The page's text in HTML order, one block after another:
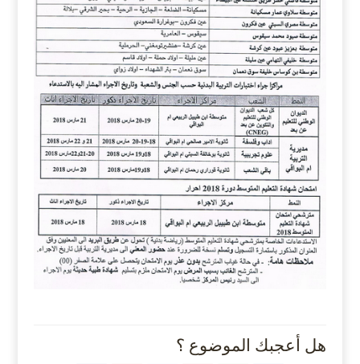
هل أعجبك الموضوع ؟